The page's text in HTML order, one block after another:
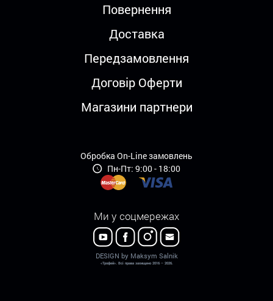
Повернення
Доставка
Передзамовлення
Договір Оферти
Магазини партнери
Обробка On-Line замовлень
Пн-Пт: 9:00 - 18:00
Ми у соцмережах
DESIGN by Maksym Salnik
«Трофей». Всі права захищено 2016 – 2026.